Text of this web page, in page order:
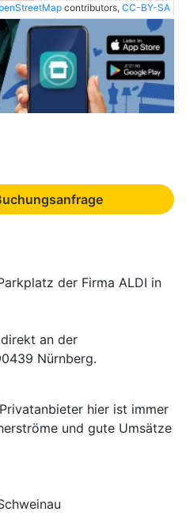
contributors, CC-BY-SA
der Firma ALDI in
an der
Nürnberg.
hier ist immer
und gute Umsätze